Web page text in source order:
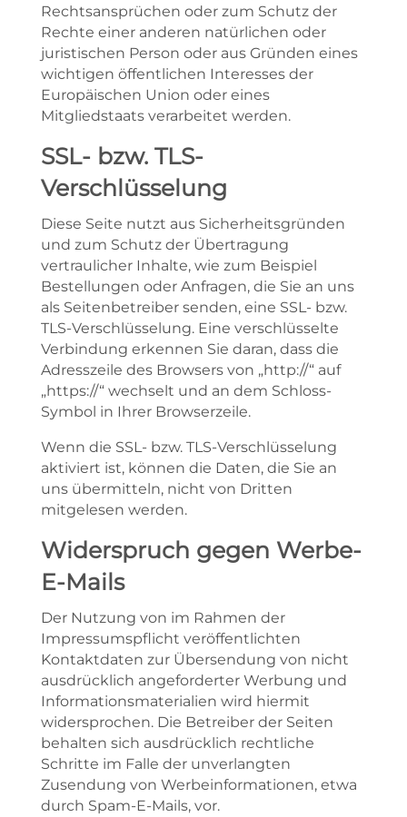
Rechtsansprüchen oder zum Schutz der
Rechte einer anderen natürlichen oder
juristischen Person oder aus Gründen eines
wichtigen öffentlichen Interesses der
Europäischen Union oder eines
Mitgliedstaats verarbeitet werden.
SSL- bzw. TLS-
Verschlüsselung
Diese Seite nutzt aus Sicherheitsgründen
und zum Schutz der Übertragung
vertraulicher Inhalte, wie zum Beispiel
Bestellungen oder Anfragen, die Sie an uns
als Seitenbetreiber senden, eine SSL- bzw.
TLS-Verschlüsselung. Eine verschlüsselte
Verbindung erkennen Sie daran, dass die
Adresszeile des Browsers von „http://“ auf
„https://“ wechselt und an dem Schloss-
Symbol in Ihrer Browserzeile.
Wenn die SSL- bzw. TLS-Verschlüsselung
aktiviert ist, können die Daten, die Sie an
uns übermitteln, nicht von Dritten
mitgelesen werden.
Widerspruch gegen Werbe-
E-Mails
Der Nutzung von im Rahmen der
Impressumspflicht veröffentlichten
Kontaktdaten zur Übersendung von nicht
ausdrücklich angeforderter Werbung und
Informationsmaterialien wird hiermit
widersprochen. Die Betreiber der Seiten
behalten sich ausdrücklich rechtliche
Schritte im Falle der unverlangten
Zusendung von Werbeinformationen, etwa
durch Spam-E-Mails, vor.